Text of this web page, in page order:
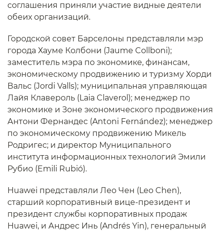
соглашения приняли участие видные деятели
обеих организаций.
Городской совет Барселоны представляли мэр
города Хауме Колбони (Jaume Collboni);
заместитель мэра по экономике, финансам,
экономическому продвижению и туризму Хорди
Вальс (Jordi Valls); муниципальная управляющая
Лайя Клавероль (Laia Claverol); менеджер по
экономике и Зоне экономического продвижения
Антони Фернандес (Antoni Fernández); менеджер
по экономическому продвижению Микель
Родригес; и директор Муниципального
института информационных технологий Эмили
Рубио (Emili Rubió).
Huawei представляли Лео Чен (Leo Chen),
старший корпоративный вице-президент и
президент службы корпоративных продаж
Huawei, и Андрес Инь (Andrés Yin), генеральный